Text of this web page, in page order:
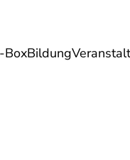
BoxBildungEnergie